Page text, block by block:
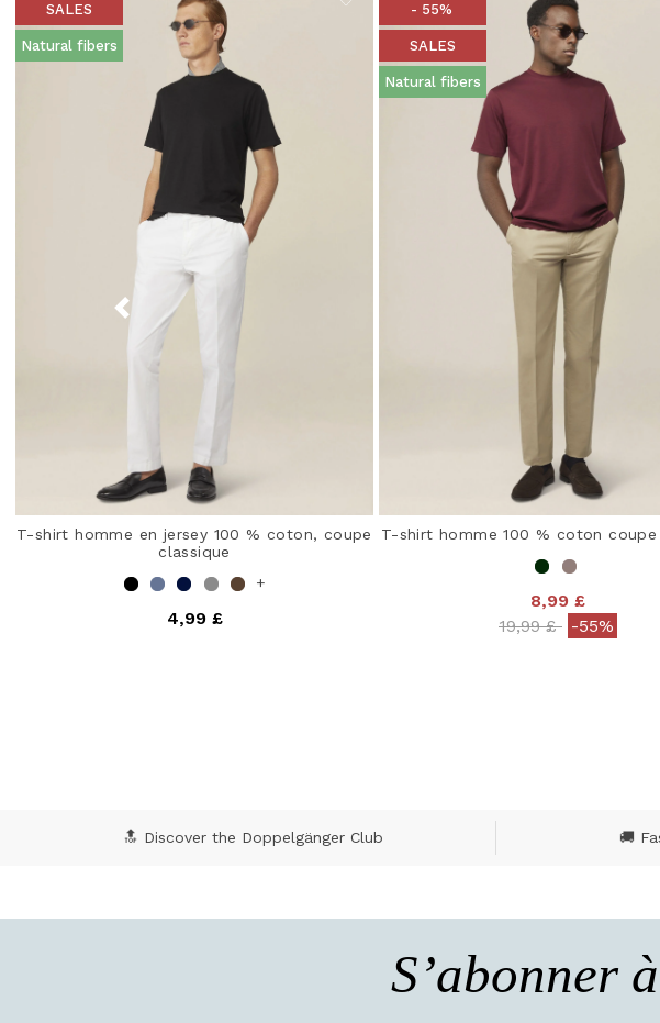
SALES
Natural fibers
T-shirt homme en jersey 100 % coton, coupe
classique
+
4,99 £
- 55%
SALES
Natural fibers
T-shirt homme 100 % coton coupe
8,99 £
Price reduced from
19,99 £to-55%
🔝 Discover the Doppelgänger Club 🚚
S’abonner